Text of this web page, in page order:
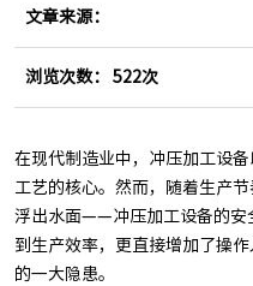
文章来源：
浏览次数： 522次
在现代制造业中，冲压加工设
工艺的核心。然而，随着生产
浮出水面——冲压加工设备的安
到生产效率，更直接增加了操
的一大隐患。